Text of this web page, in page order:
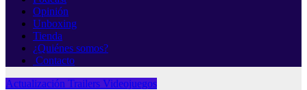
Opinión
Unboxing
Tienda
¿Quiénes somos?
Contacto
Actualización Trailers Videojuegos